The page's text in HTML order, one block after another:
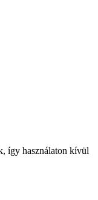
így használaton kívül